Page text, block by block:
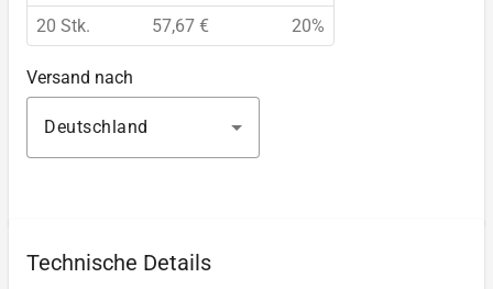
20 Stk.
57,67 € 20%
Versand nach
Deutschland
Technische Details